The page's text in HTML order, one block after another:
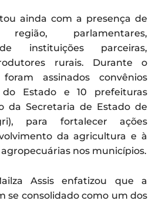
ainda com a presença de
parlamentares,
instituições parceiras,
rurais. Durante o
assinados convênios
Estado e 10 prefeituras
da Secretaria de Estado de
para fortalecer ações
da agricultura e à
nos municípios.
Assis enfatizou que a
se consolidado como um dos